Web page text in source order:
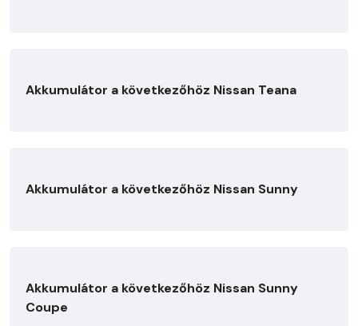
Akkumulátor a következőhöz Nissan Teana
Akkumulátor a következőhöz Nissan Sunny
Akkumulátor a következőhöz Nissan Sunny
Coupe